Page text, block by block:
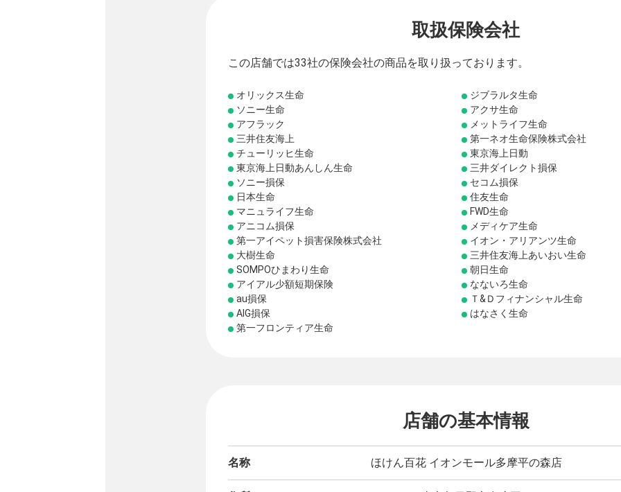
取扱保険会社
この店舗では33社の保険会社の商品を取り扱っております。
オリックス生命
ジブラルタ生命
ソニー生命
アクサ生命
アフラック
メットライフ生命
三井住友海上
第一ネオ生命保険株式会社
チューリッヒ生命
東京海上日動
東京海上日動あんしん生命
三井ダイレクト損保
ソニー損保
セコム損保
日本生命
住友生命
マニュライフ生命
FWD生命
アニコム損保
メディケア生命
第一アイペット損害保険株式会社
イオン・アリアンツ生命
大樹生命
三井住友海上あいおい生命
SOMPOひまわり生命
朝日生命
アイアル少額短期保険
なないろ生命
au損保
Ｔ&Ｄフィナンシャル生命
AIG損保
はなさく生命
第一フロンティア生命
店舗の基本情報
名称 ほけん百花 イオンモール多摩平の森店